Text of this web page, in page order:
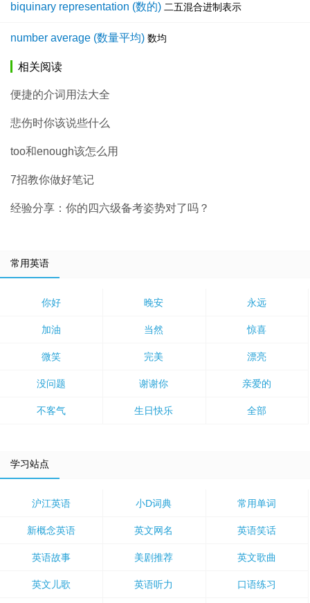
biquinary representation (数的) 二五混合进制表示
number average (数量平均) 数均
相关阅读
便捷的介词用法大全
悲伤时你该说些什么
too和enough该怎么用
7招教你做好笔记
经验分享：你的四六级备考姿势对了吗？
常用英语
你好 晚安 永远
加油 当然 惊喜
微笑 完美 漂亮
没问题 谢谢你 亲爱的
不客气 生日快乐 全部
学习站点
沪江英语 小D词典 常用单词
新概念英语 英文网名 英语笑话
英语故事 美剧推荐 英文歌曲
英文儿歌 英语听力 口语练习